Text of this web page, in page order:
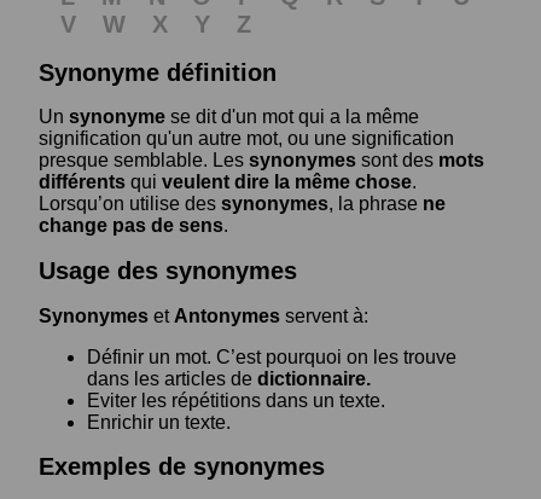
V
W X Y
Z
Synonyme définition
Un synonyme se dit d'un mot qui a la même
signification qu'un autre mot, ou une signification
presque semblable. Les synonymes sont des mots
différents qui veulent dire la même chose.
Lorsqu’on utilise des synonymes, la phrase ne
change pas de sens.
Usage des synonymes
Synonymes et Antonymes servent à:
Définir un mot. C’est pourquoi on les trouve
dans les articles de dictionnaire.
Eviter les répétitions dans un texte.
Enrichir un texte.
Exemples de synonymes